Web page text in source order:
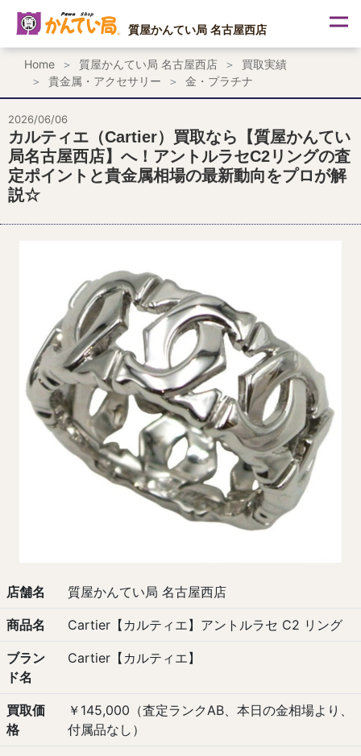
ス
プ
質屋かんてい局 名古屋西店
Home 質屋かんてい局 名古屋西店
買取実績
貴金属・アクセサリー
金・プラチナ
2026/06/06
カルティエ（Cartier）買取なら【質屋かんてい
局名古屋西店】へ！アントルラセC2リングの査
定ポイントと貴金属相場の最新動向をプロが解
説☆
店舗名 質屋かんてい局 名古屋西店
商品名 Cartier【カルティエ】アントルラセ C2 リング
ブラン
ド名
Cartier【カルティエ】
買取価
格
￥145,000（査定ランクAB、本日の金相場より、
付属品なし）